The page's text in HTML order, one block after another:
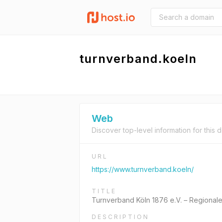
turnverband.koeln
Web
Discover top-level information for this
URL
https://www.turnverband.koeln/
TITLE
Turnverband Köln 1876 e.V. –
DESCRIPTION